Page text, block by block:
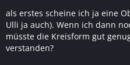
als erstes scheine ich ja eine
Ulli ja auch). Wenn ich dann
müsste die Kreisform gut
verstanden?